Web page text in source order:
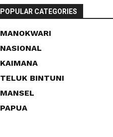
POPULAR CATEGORIES
MANOKWARI
NASIONAL
KAIMANA
TELUK BINTUNI
MANSEL
PAPUA